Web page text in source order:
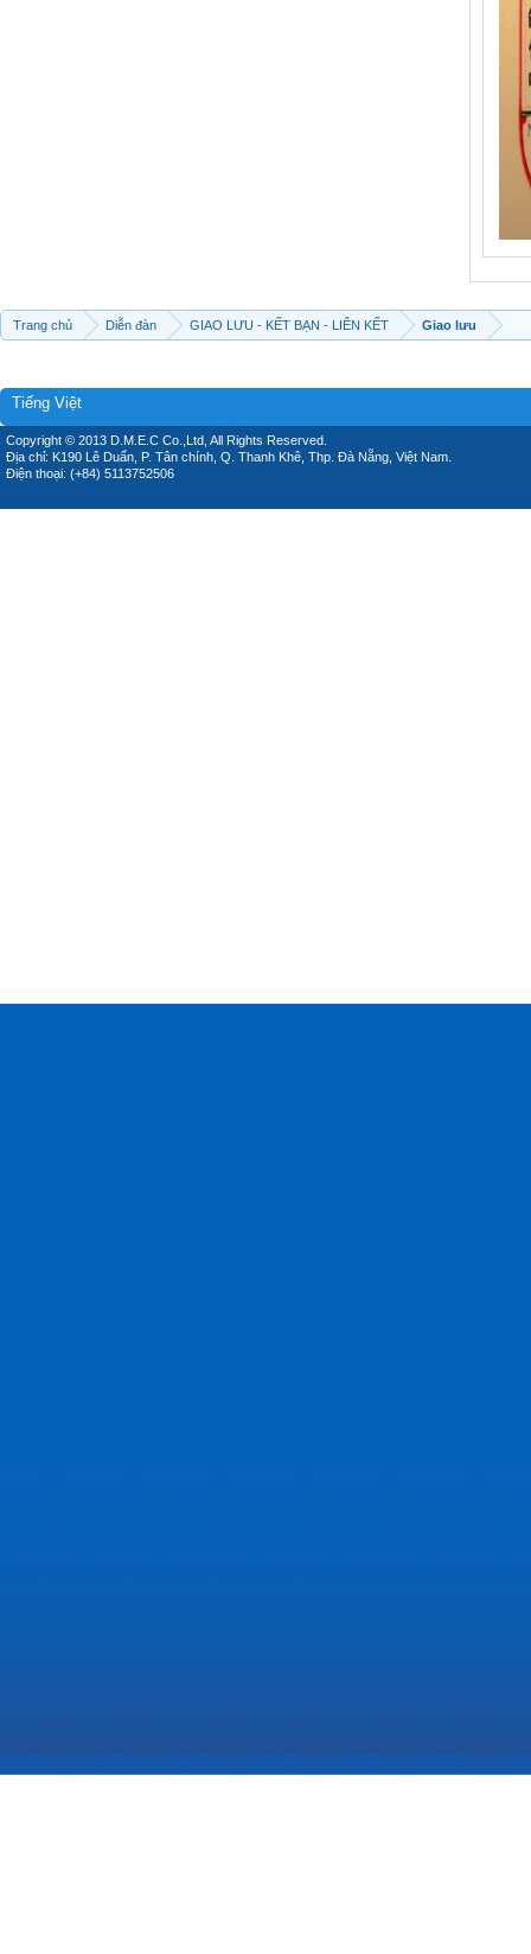
Trang chủ Diễn đàn GIAO LƯU - KẾT BẠN - LIÊN KẾT Giao lưu
Tiếng Việt
Copyright © 2013 D.M.E.C Co.,Ltd, All Rights Reserved.
Địa chỉ: K190 Lê Duẩn, P. Tân chính, Q. Thanh Khê, Thp. Đà Nẵng, Việt Nam.
Điện thoại: (+84) 5113752506